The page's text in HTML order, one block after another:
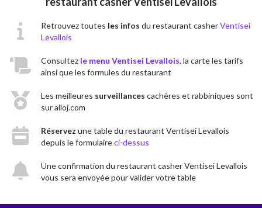
Retrouvez toutes les infos du restaurant casherVentisei
Levallois
Consultez le menu Ventisei Levallois, la carte les tarifs
ainsi que les formules du restaurant
Les meilleures surveillances cachères et rabbiniques sont
sur alloj.com
Réservez une table du restaurant Ventisei Levallois
depuis le formulaireci-dessus
Une confirmation du restaurant casher Ventisei Levallois
vous sera envoyée pour valider votre table